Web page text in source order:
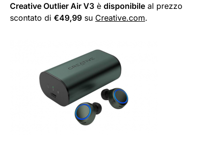
Creative Outlier Air V3 è disponibile al prezzo
scontato di €49,99 su Creative.com.